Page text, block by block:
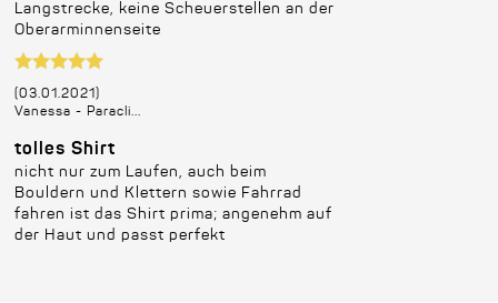
Langstrecke, keine Scheuerstellen an der
Oberarminnenseite
(03.01.2021)
Vanessa - Paracli...
tolles Shirt
nicht nur zum Laufen, auch beim
Bouldern und Klettern sowie Fahrrad
fahren ist das Shirt prima; angenehm auf
der Haut und passt perfekt